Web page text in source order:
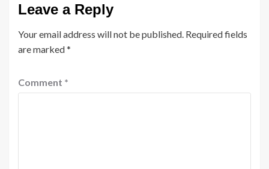
Leave a Reply
Your email address will not be published. Required fields
are marked*
Comment *